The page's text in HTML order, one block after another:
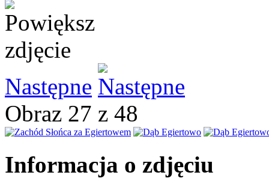
Następne
Obraz 27 z 48
Informacja o zdjęciu